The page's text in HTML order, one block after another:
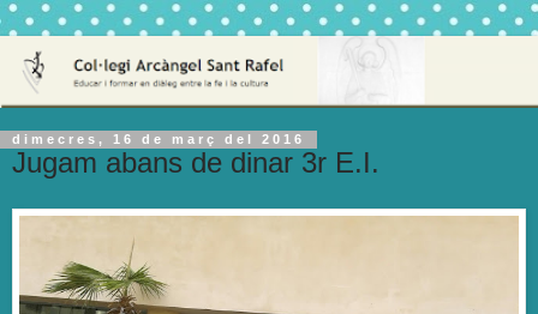
dimecres, 16 de març del 2016
Jugam abans de dinar 3r E.I.